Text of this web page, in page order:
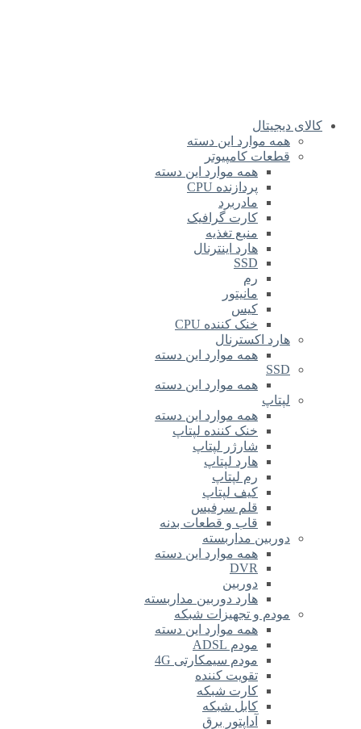
کالای دیجیتال
همه موارد این دسته
قطعات کامپیوتر
همه موارد این دسته
پردازنده CPU
مادربرد
کارت گرافیک
منبع تغذیه
هارد اینترنال
SSD
رم
مانیتور
کیس
خنک کننده CPU
هارد اکسترنال
همه موارد این دسته
SSD
همه موارد این دسته
لپتاپ
همه موارد این دسته
خنک کننده لپتاپ
شارژر لپتاپ
هارد لپتاپ
رم لپتاپ
کیف لپتاپ
قلم سرفیس
قاب و قطعات بدنه
دوربین مداربسته
همه موارد این دسته
DVR
دوربین
هارد دوربین مداربسته
مودم و تجهیزات شبکه
همه موارد این دسته
مودم ADSL
مودم سیمکارتی 4G
تقویت کننده
کارت شبکه
کابل شبکه
آداپتور برق